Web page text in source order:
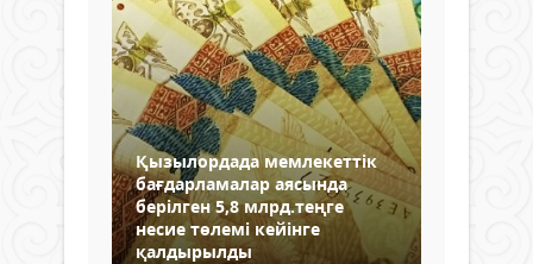
Қызылордада мемлекеттік
бағдарламалар аясында
берілген 5,8 млрд.теңге
несие төлемі кейінге
қалдырылды